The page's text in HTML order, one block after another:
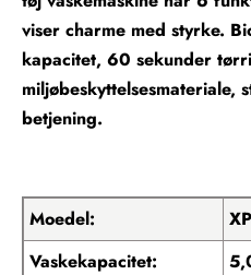
viser charme med styrke.
kapacitet, 60 sekunder
betjening.
Moedel:
Vaskekapacitet: